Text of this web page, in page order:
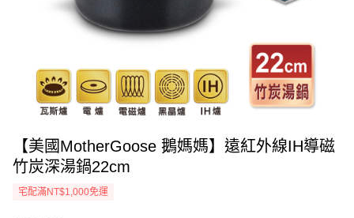
【美國MotherGoose 鵝媽媽】遠紅外線IH導磁
竹炭深湯鍋22cm
宅配滿NT$1,000免運